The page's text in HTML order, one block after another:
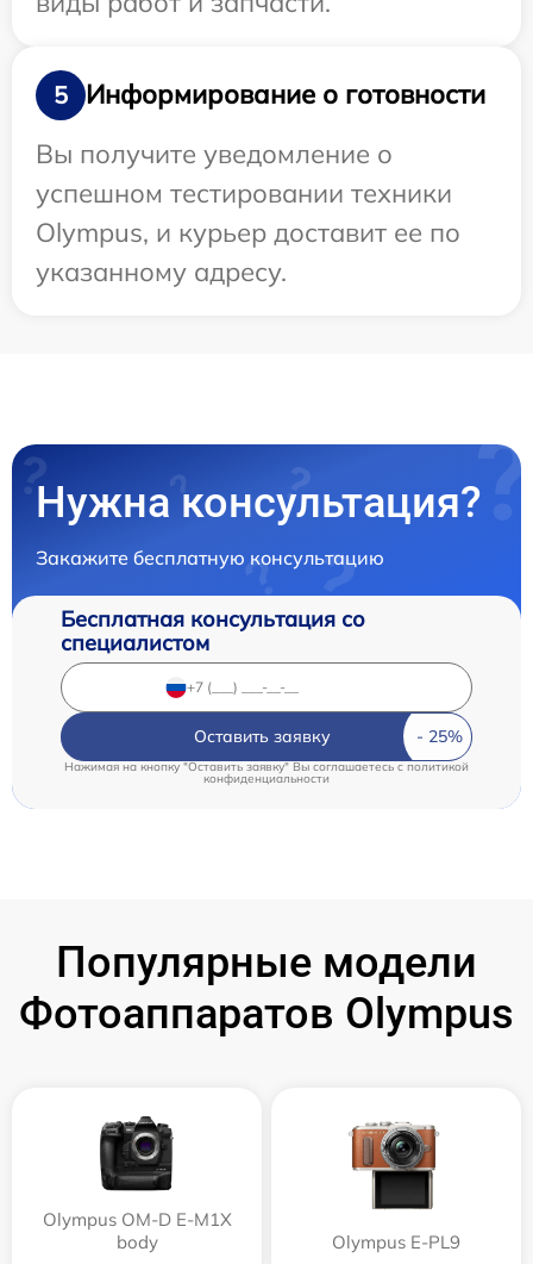
5
Информирование о готовности
Вы получите уведомление о
успешном тестировании техники
Olympus, и курьер доставит ее по
указанному адресу.
Нужна консультация?
Закажите бесплатную консультацию
Бесплатная консультация со
специалистом
Оставить заявку
Нажимая на кнопку "Оставить заявку" Вы соглашаетесь cполитикой
конфиденциальности
Популярные модели
Фотоаппаратов Olympus
Olympus OM-D E-M1X
body
Olympus E‑PL9